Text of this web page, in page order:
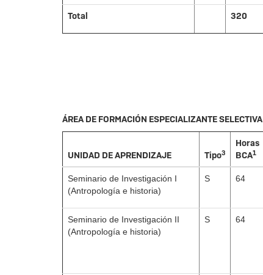
Total 320
ÁREA DE FORMACIÓN ESPECIALIZANTE SELECTIVA
UNIDAD DE APRENDIZAJE Tipo3
Horas
BCA1
Seminario de Investigación I
(Antropología e historia)
S 64
Seminario de Investigación II
(Antropología e historia)
S 64